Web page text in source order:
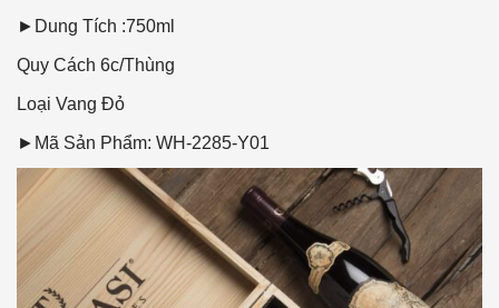
►Dung Tích :750ml
Quy Cách 6c/Thùng
Loại Vang Đỏ
►Mã Sản Phẩm: WH-2285-Y01